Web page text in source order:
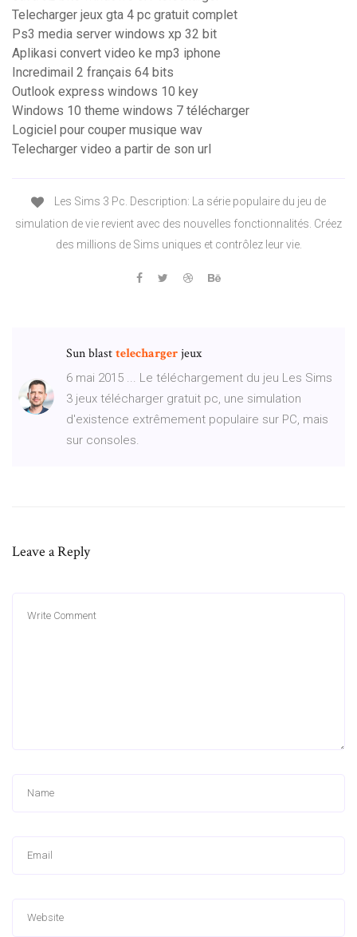
Telecharger jeux gta 4 pc gratuit complet
Ps3 media server windows xp 32 bit
Aplikasi convert video ke mp3 iphone
Incredimail 2 français 64 bits
Outlook express windows 10 key
Windows 10 theme windows 7 télécharger
Logiciel pour couper musique wav
Telecharger video a partir de son url
Les Sims 3 Pc. Description: La série populaire du jeu de
simulation de vie revient avec des nouvelles fonctionnalités. Créez
des millions de Sims uniques et contrôlez leur vie.
Sun blasttelechargerjeux
6 mai 2015 ... Le téléchargement du jeu Les Sims
3 jeux télécharger gratuit pc, une simulation
d'existence extrêmement populaire sur PC, mais
sur consoles.
Leave a Reply